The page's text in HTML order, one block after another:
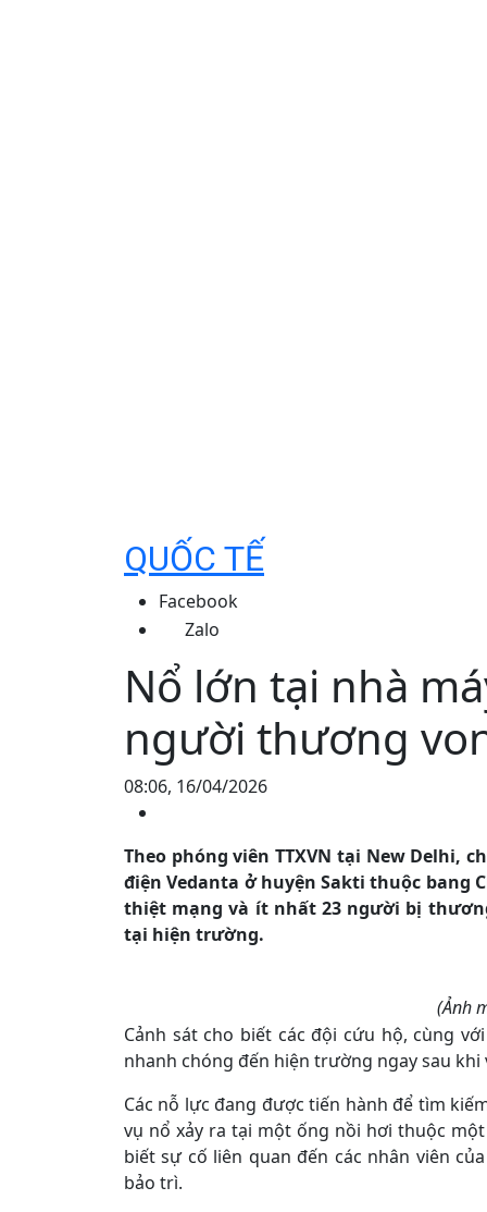
QUỐC TẾ
Facebook
Zalo
Nổ lớn tại nhà
người thương
08:06, 16/04/2026
Theo phóng viên TTXVN tại New Delhi,
điện Vedanta ở huyện Sakti thuộc bang
thiệt mạng và ít nhất 23 người bị
tại hiện trường.
(Ảnh
Cảnh sát cho biết các đội cứu hộ, cùng
nhanh chóng đến hiện trường ngay sau khi
Các nỗ lực đang được tiến hành để tìm
vụ nổ xảy ra tại một ống nồi hơi thuộc
biết sự cố liên quan đến các nhân viên
bảo trì.